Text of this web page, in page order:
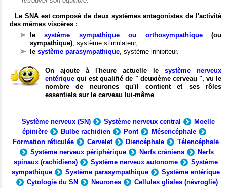
Le SNA est composé de deux systèmes antagonistes de l'activité
des mêmes viscères :
lesystème sympathique ou orthosympathique(ou
sympathique), système stimulateur,
le système parasympathique, système inhibiteur.
On ajoute à l'heure actuelle le système nerveux
entérique qui est qualifié de " deuxième cerveau ", vu le
nombre de neurones qu'il contient et ses rôles
essentiels sur le cerveau lui-même
Système nerveux (SN) Système nerveux central
Moelle
épinière
Bulbe rachidien Pont
Mésencéphale
Formation réticulée
Cervelet Diencéphale
Télencéphale
Système nerveux périphérique
Nerfs crâniens
Nerfs
spinaux (rachidiens)
Système nerveux autonome
Système
sympathique
Système parasympathique
Système entérique
Cytologie du SN
Neurones
Cellules gliales (névroglie)